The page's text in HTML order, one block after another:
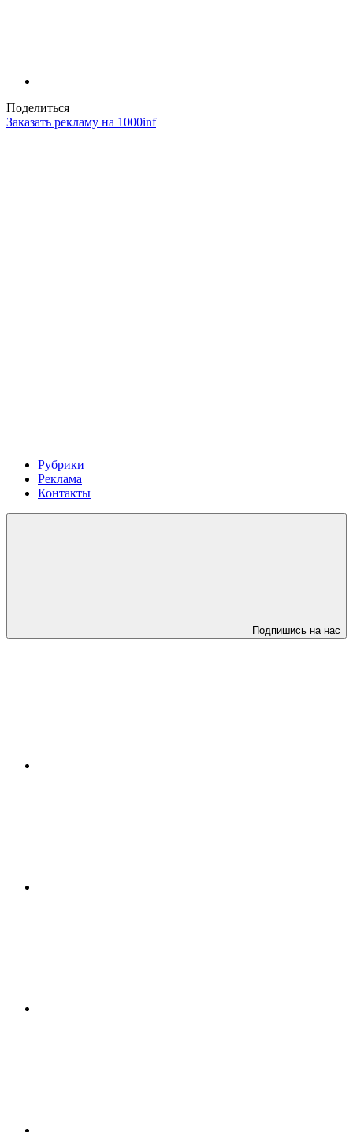
Поделиться
Заказать рекламу на 1000inf
Рубрики
Реклама
Контакты
Подпишись на нас